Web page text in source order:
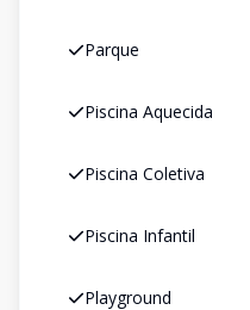
Parque
Piscina Aquecida
Piscina Coletiva
Piscina Infantil
Playground